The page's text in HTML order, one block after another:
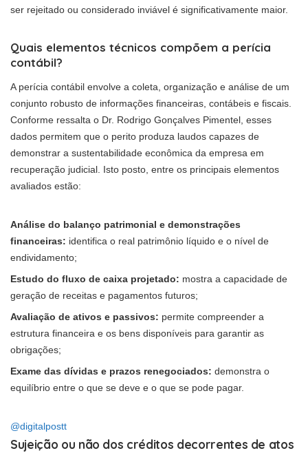
ser rejeitado ou considerado inviável é significativamente maior.
Quais elementos técnicos compõem a perícia
contábil?
A perícia contábil envolve a coleta, organização e análise de um
conjunto robusto de informações financeiras, contábeis e fiscais.
Conforme ressalta o Dr. Rodrigo Gonçalves Pimentel, esses
dados permitem que o perito produza laudos capazes de
demonstrar a sustentabilidade econômica da empresa em
recuperação judicial. Isto posto, entre os principais elementos
avaliados estão:
Análise do balanço patrimonial e demonstrações
financeiras: identifica o real patrimônio líquido e o nível de
endividamento;
Estudo do fluxo de caixa projetado: mostra a capacidade de
geração de receitas e pagamentos futuros;
Avaliação de ativos e passivos: permite compreender a
estrutura financeira e os bens disponíveis para garantir as
obrigações;
Exame das dívidas e prazos renegociados: demonstra o
equilíbrio entre o que se deve e o que se pode pagar.
@digitalpostt
Sujeição ou não dos créditos decorrentes de atos